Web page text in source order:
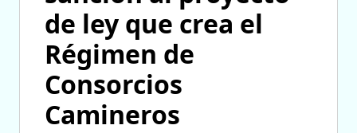
de ley que crea el
Régimen de
Consorcios
Camineros